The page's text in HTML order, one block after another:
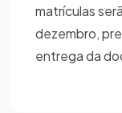
matrículas
dezembro,
entrega da